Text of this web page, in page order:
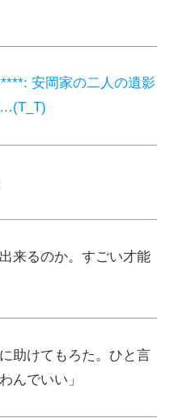
安岡家の二人の遺影
来るのか。すごい才能
助けてもろた。ひと言
んでいい」